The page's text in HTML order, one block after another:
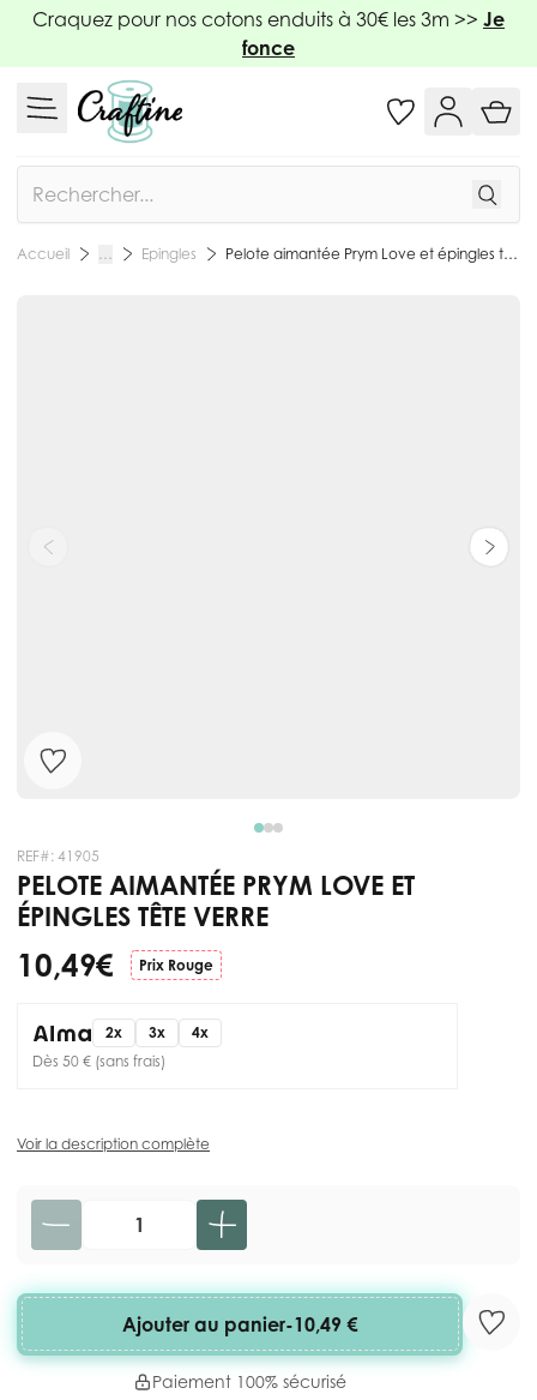
Allez au contenu
Craquez pour nos cotons enduits à 30€ les 3m >> Je
fonce
Accueil … Epingles Pelote aimantée Prym Love et épingles tête verre
REF#: 41905
PELOTE AIMANTÉE PRYM LOVE ET
ÉPINGLES TÊTE VERRE
10,49 € Prix Rouge
2x 3x
4x
Dès 50 € (sans frais)
Voir la description complète
Quantité
Ajouter au panier-10,49 €
Paiement 100% sécurisé